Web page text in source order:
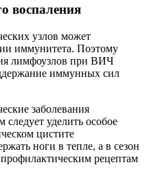
воспаления
узлов может
иммунитета. Поэтому
лимфоузлов при ВИЧ
иммунных сил
заболевания
следует уделить особое
цистите
ноги в тепле, а в сезон
рецептам